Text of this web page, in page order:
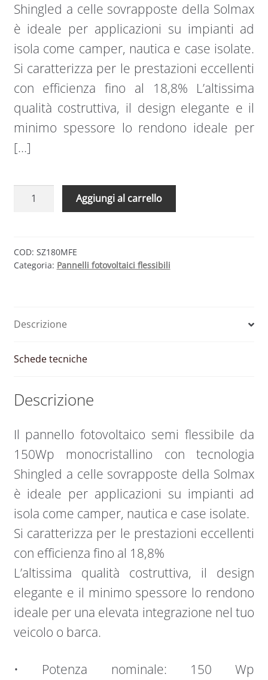
Shingled a celle sovrapposte della Solmax
è ideale per applicazioni su impianti ad
isola come camper, nautica e case isolate.
Si caratterizza per le prestazioni eccellenti
con efficienza fino al 18,8% L’altissima
qualità costruttiva, il design elegante e il
minimo spessore lo rendono ideale per
[…]
Pannello
EFTE
150
12V
Solmax
Aggiungi al carrello
COD: SZ180MFE
Categoria: Pannelli fotovoltaici flessibili
Descrizione
Schede tecniche
Descrizione
Il pannello fotovoltaico semi flessibile da
150Wp monocristallino con tecnologia
Shingled a celle sovrapposte della Solmax
è ideale per applicazioni su impianti ad
isola come camper, nautica e case isolate.
Si caratterizza per le prestazioni eccellenti
con efficienza fino al 18,8%
L’altissima qualità costruttiva, il design
elegante e il minimo spessore lo rendono
ideale per una elevata integrazione nel tuo
veicolo o barca.
• Potenza nominale: 150 Wp